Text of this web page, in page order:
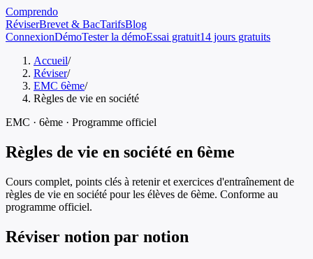
Comprendo
RéviserBrevet & BacTarifsBlog
ConnexionDémoTester la démoEssai gratuit14 jours gratuits
Accueil/
Réviser/
EMC 6ème/
Règles de vie en société
EMC · 6ème · Programme officiel
Règles de vie en société en 6ème
Cours complet, points clés à retenir et exercices d'entraînement de
règles de vie en société pour les élèves de 6ème. Conforme au
programme officiel.
Réviser notion par notion